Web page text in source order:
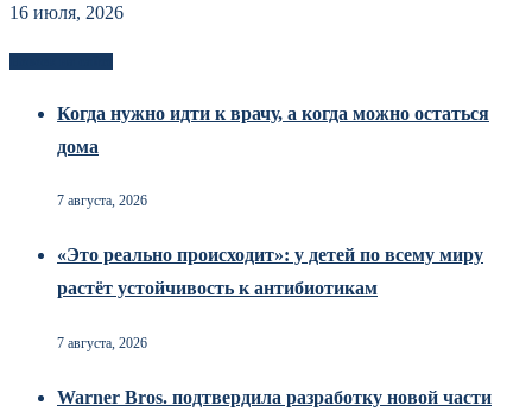
16 июля, 2026
Когда нужно идти к врачу, а когда можно остаться
дома
7 августа, 2026
«Это реально происходит»: у детей по всему миру
растёт устойчивость к антибиотикам
7 августа, 2026
Warner Bros. подтвердила разработку новой части